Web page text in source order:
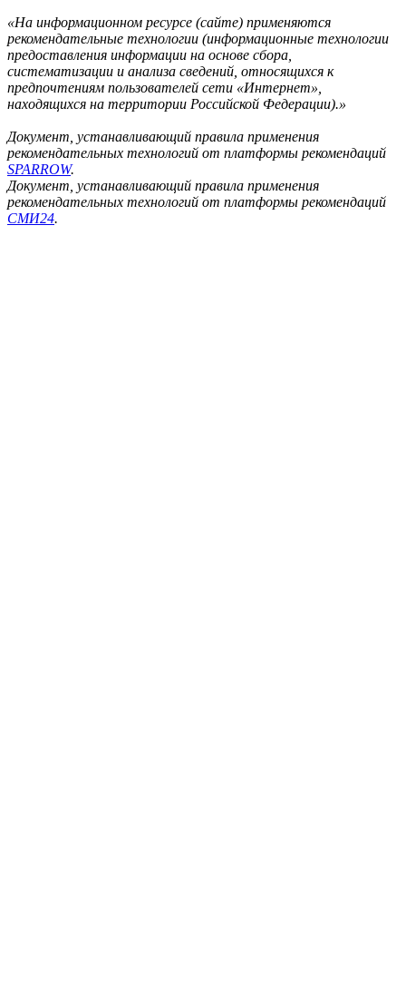
«На информационном ресурсе (сайте) применяются
рекомендательные технологии (информационные технологии
предоставления информации на основе сбора,
систематизации и анализа сведений, относящихся к
предпочтениям пользователей сети «Интернет»,
находящихся на территории Российской Федерации).»
Документ, устанавливающий правила применения
рекомендательных технологий от платформы рекомендаций
SPARROW.
Документ, устанавливающий правила применения
рекомендательных технологий от платформы рекомендаций
СМИ24.